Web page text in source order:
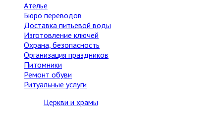
Ателье
Бюро переводов
Доставка питьевой воды
Изготовление ключей
Охрана, безопасность
Организация праздников
Питомники
Ремонт обуви
Ритуальные услуги
Церкви и храмы